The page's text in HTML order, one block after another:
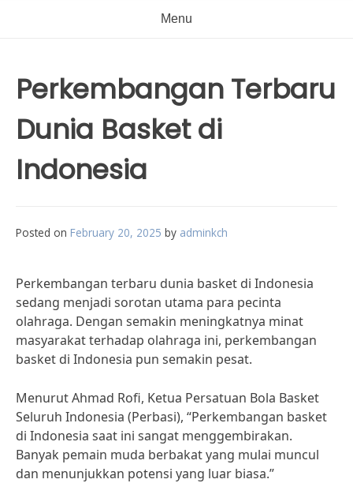
Menu
Perkembangan Terbaru
Dunia Basket di
Indonesia
Posted on February 20, 2025 by adminkch
Perkembangan terbaru dunia basket di Indonesia
sedang menjadi sorotan utama para pecinta
olahraga. Dengan semakin meningkatnya minat
masyarakat terhadap olahraga ini, perkembangan
basket di Indonesia pun semakin pesat.
Menurut Ahmad Rofi, Ketua Persatuan Bola Basket
Seluruh Indonesia (Perbasi), “Perkembangan basket
di Indonesia saat ini sangat menggembirakan.
Banyak pemain muda berbakat yang mulai muncul
dan menunjukkan potensi yang luar biasa.”